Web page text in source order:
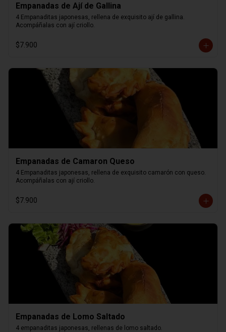
Empanadas de Ají de Gallina
4 Empanaditas japonesas, rellena de exquisito ají de gallina.
Acompáñalas con ají criollo.
$7.900
Empanadas de Camaron Queso
4 Empanaditas japonesas, rellena de exquisito camarón con queso.
Acompáñalas con ají criollo.
$7.900
Empanadas de Lomo Saltado
4 empanaditas japonesas, rellenas de lomo saltado.